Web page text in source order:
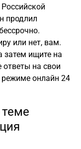
продлил
или нет, вам.
затем ищите на
на свои
онлайн 24